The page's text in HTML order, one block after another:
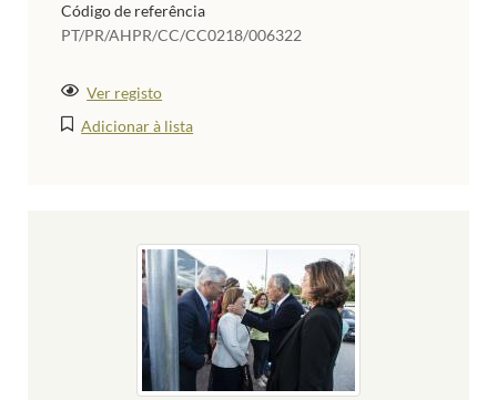
Código de referência
PT/PR/AHPR/CC/CC0218/006322
Ver registo
Adicionar à lista